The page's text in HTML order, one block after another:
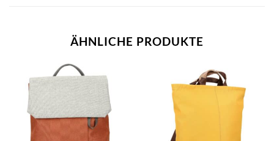
ÄHNLICHE PRODUKTE